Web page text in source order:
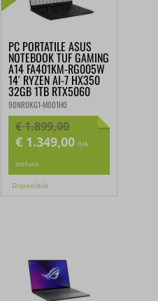
PC PORTATILE ASUS
NOTEBOOK TUF GAMING
A14 FA401KM-RG005W
14′ RYZEN AI-7 HX350
32GB 1TB RTX5060
90NR0KG1-M001H0
€1.899,00
Il
prezzo
originale
era:
€ 1.349,00Il
attuale
è:
IVA
inclusa
Disponibile